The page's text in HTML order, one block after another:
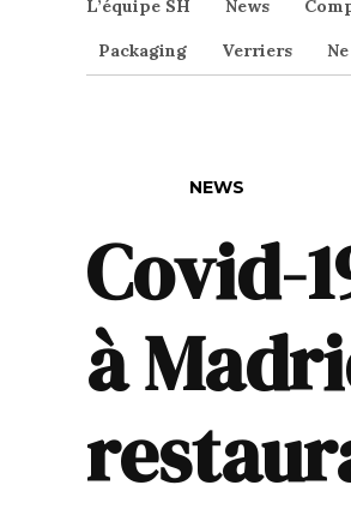
L’équipe SH News
Packaging Verriers
NEWS
Covid-
à